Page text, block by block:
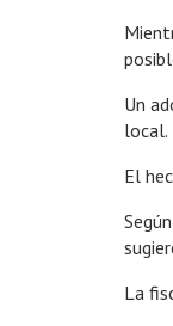
Un
local.
El
La